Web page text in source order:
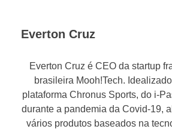
Everton Cruz
Everton Cruz é CEO da startup
brasileira Mooh!Tech.
plataforma Chronus Sports, do i-
durante a pandemia da Covid-19,
vários produtos baseados na